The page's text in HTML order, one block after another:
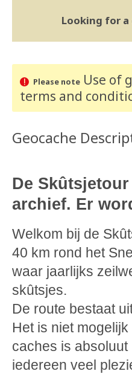
Looking for
Please noteUse of
terms and
Geocache
De
archief. Er
Welkom bij de
40 km rond het
waar jaarlijks
skûtsjes.
De route bestaat
Het is niet
caches is
iedereen veel